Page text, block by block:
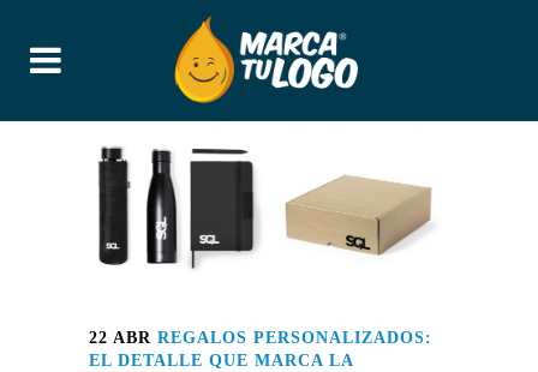
22 ABR REGALOS PERSONALIZADOS:
EL DETALLE QUE MARCA LA